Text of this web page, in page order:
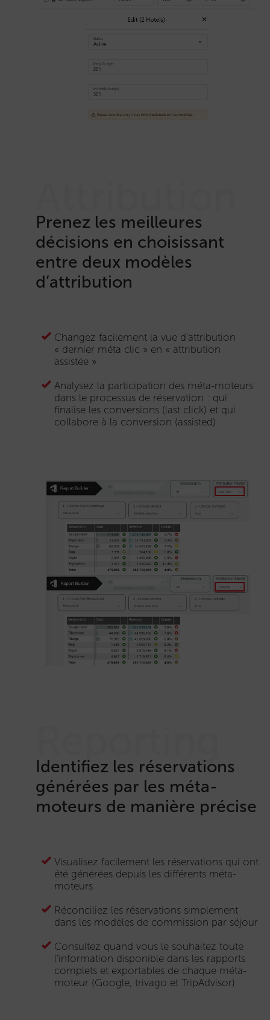
Prenez les meilleures
décisions en choisissant
entre deux modèles
d’attribution
Changez facilement la vue d’attribution
« dernier méta clic » en « attribution
assistée »
Analysez la participation des méta-moteurs
dans le processus de réservation : qui
finalise les conversions (last click) et qui
collabore à la conversion (assisted)
Identifiez les réservations
générées par les méta-
moteurs de manière précise
Visualisez facilement les réservations qui ont
été générées depuis les différents méta-
moteurs
Réconciliez les réservations simplement
dans les modèles de commission par séjour
Consultez quand vous le souhaitez toute
l’information disponible dans les rapports
complets et exportables de chaque méta-
moteur (Google, trivago et TripAdvisor)